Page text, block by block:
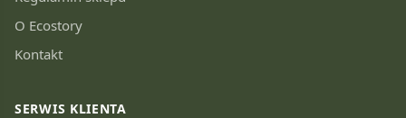
O Ecostory
Kontakt
SERWIS KLIENTA